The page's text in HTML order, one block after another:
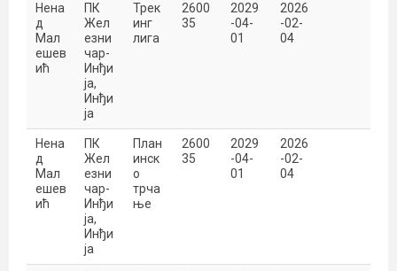
Нена
д
Мал
ешев
ић
ПК
Жел
езни
чар-
Инђи
ја,
Инђи
ја
Трек
инг
лига
2600
35
2029
-04-
01
2026
-02-
04
Нена
д
Мал
ешев
ић
ПК
Жел
езни
чар-
Инђи
ја,
Инђи
ја
План
инск
о
трча
ње
2600
35
2029
-04-
01
2026
-02-
04